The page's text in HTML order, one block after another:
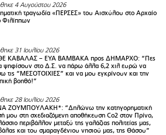
4 Αυγούστου 2026
τραγωδία «ΠΕΡΣΕΣ» του Αισχύλου στο Αρχαίο
Φιλίππων
31 Ιουλίου 2026
ΚΑΒΑΛΑΣ – ΕΥΑ ΒΑΜΒΑΚΑ προς ΔΗΜΑΡΧΟ: “Πες
ψηφίσουν στο Δ.Σ. να πάρω άλλα 6,2 χιλ ευρώ να
τις “ΜΕΣΟΤΟΙΧΙΕΣ” και να μου εγκρίνουν και την
βοηθό!”
28 Ιουλίου 2026
ΖΟΥΜΠΟΥΛΑΚΗ*: “Δηλώνω την κατηγορηματική
μου στη σχεδιαζόμενη αποθήκευση Co2 στον Πρίνο,
περιβάλλον μεταξύ της γαλάζιας πολιτείας μας,
και του σμαραγδένιου νησιού μας, της Θάσου”